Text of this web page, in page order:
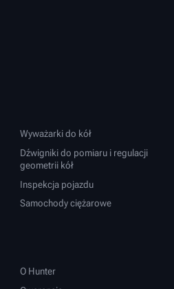
Wyważarki do kół
Dźwigniki do pomiaru i regulacji
geometrii kół
Inspekcja pojazdu
Samochody ciężarowe
O Hunter